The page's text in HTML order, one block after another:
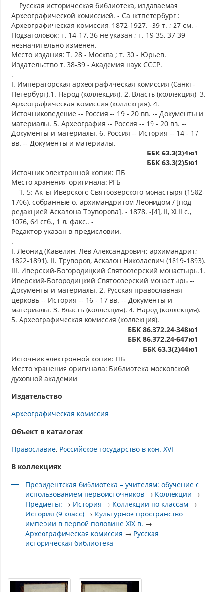
Русская историческая библиотека, издаваемая
Археографической комиссией. - Санктпетербург :
Археографическая комиссия, 1872-1927. -39 т. ; 27 см. -
Подзаголовок: т. 14-17, 36 не указан ; т. 19-35, 37-39
незначительно изменен.
Место издания: Т. 28 - Москва ; т. 30 - Юрьев.
Издательство т. 38-39 - Академия наук СССР.
.
I. Императорская археографическая комиссия (Санкт-
Петербург).1. Народ (коллекция). 2. Власть (коллекция). 3.
Археографическая комиссия (коллекция). 4.
Источниковедение -- Россия -- 19 - 20 вв. -- Документы и
материалы. 5. Археография -- Россия -- 19 - 20 вв. --
Документы и материалы. 6. Россия -- История -- 14 - 17
вв. -- Документы и материалы.
ББК 63.3(2)4ю1
ББК 63.3(2)5ю1
Источник электронной копии: ПБ
Место хранения оригинала: РГБ
Т. 5: Акты Иверского Святоозерского монастыря (1582-
1706), собранные о. архимандритом Леонидом / [под
редакцией Аскалона Труворова]. - 1878. -[4], II, XLII с.,
1076, 64 стб., 1 л. факс.. -
Редактор указан в предисловии.
.
I. Леонид (Кавелин, Лев Александрович; архимандрит;
1822-1891). II. Труворов, Аскалон Николаевич (1819-1893).
III. Иверский-Богородицкий Святоозерский монастырь.1.
Иверский-Богородицкий Святоозерский монастырь --
Документы и материалы. 2. Русская православная
церковь -- История -- 16 - 17 вв. -- Документы и
материалы. 3. Власть (коллекция). 4. Народ (коллекция).
5. Археографическая комиссия (коллекция).
ББК 86.372.24-348ю1
ББК 86.372.24-647ю1
ББК 63.3(2)44ю1
Источник электронной копии: ПБ
Место хранения оригинала: Библиотека московской
духовной академии
Издательство
Археографическая комиссия
Объект в каталогах
Православие Российское государство в кон. XVI
В коллекциях
Президентская библиотека – учителям: обучение с
использованием первоисточников → Коллекции →
Предметы: → История → Коллекции по классам →
История (9 класс) → Культурное пространство
империи в первой половине XIX в. →
Археографическая комиссия → Русская
историческая библиотека